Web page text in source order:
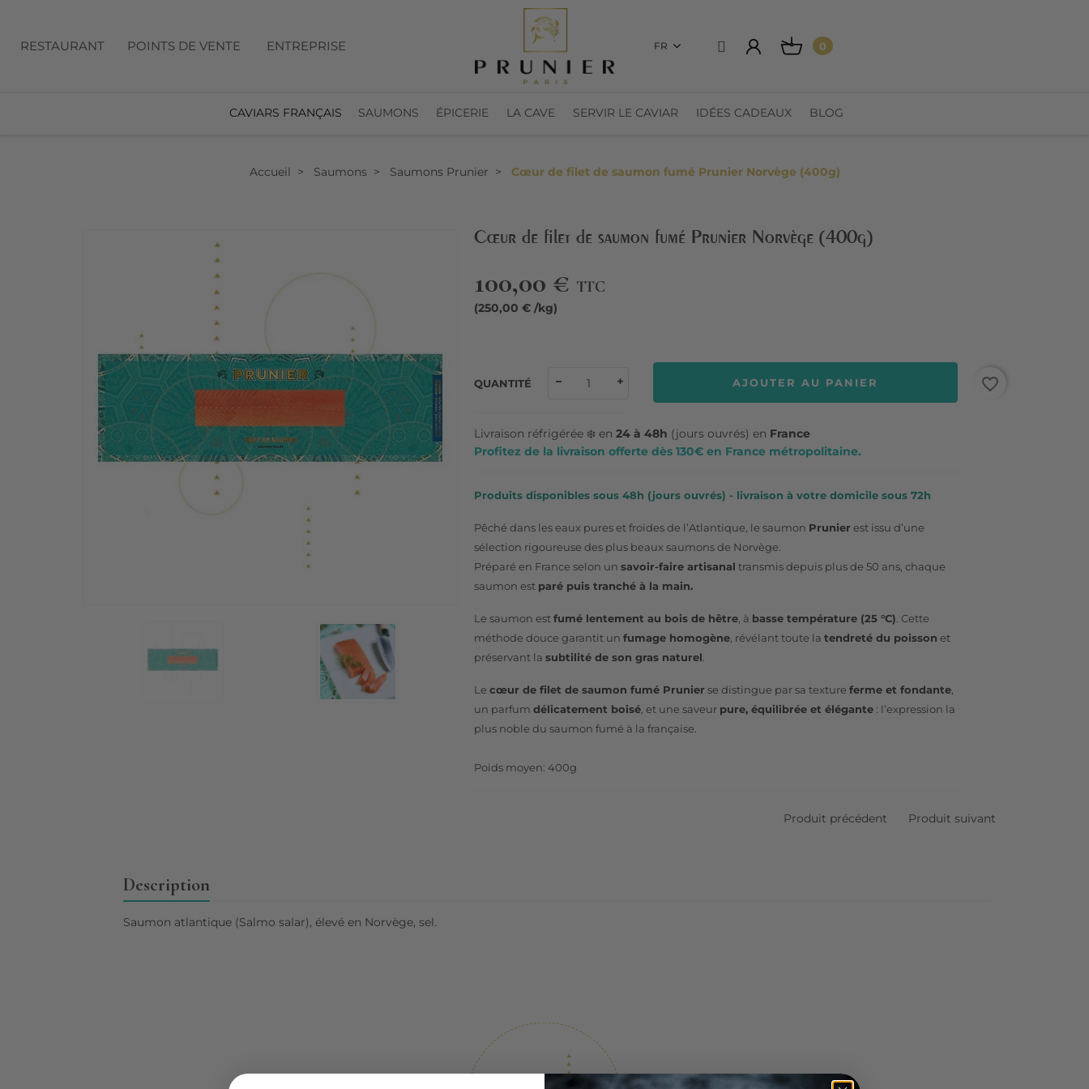
RESTAURANT POINTS DE VENTE ENTREPRISE FR 0
CAVIARS FRANÇAIS SAUMONS ÉPICERIE LA CAVE SERVIR LE CAVIAR IDÉES CADEAUX BLOG
Accueil Saumons Saumons Prunier Cœur de filet de saumon fumé Prunier Norvège (400g)
Cœur de filet de saumon fumé Prunier Norvège (400g)
100,00 € TTC
(250,00 € /kg)
QUANTITÉ AJOUTER AU PANIER favorite_border
Livraison réfrigérée ❄️ en24 à 48h (jours ouvrés) en France
Profitez de la livraison offerte dès 130€ en France métropolitaine.
Produits disponibles sous 48h (jours ouvrés) - livraison à votre domicile sous 72h
Pêché dans les eaux pures et froides de l’Atlantique, le saumon Prunier est issu d’une
sélection rigoureuse des plus beaux saumons de Norvège.
Préparé en France selon unsavoir-faire artisanal transmis depuis plus de 50 ans, chaque
saumon est paré puis tranché à la main.
Le saumon estfumé lentement au bois de hêtre , à basse température (25 °C) . Cette
méthode douce garantit unfumage homogène , révélant toute latendreté du poisson et
préservant lasubtilité de son gras naturel
Lecœur de filet de saumon fumé Prunier se distingue par sa textureferme et fondante
un parfumdélicatement boisé , et une saveur pure, équilibrée et élégante : l’expression la
plus noble du saumon fumé à la française.
Poids moyen: 400g
Produit précédent Produit suivant
Description
Saumon atlantique (Salmo salar), élevé en Norvège, sel.